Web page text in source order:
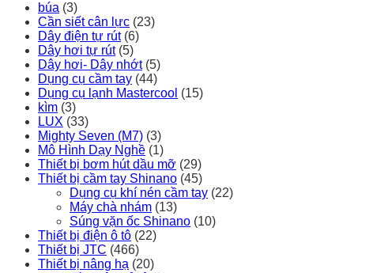
búa (3)
Cần siết cân lực (23)
Dây điện tự rút (6)
Dây hơi tự rút (5)
Dây hơi- Dây nhớt (5)
Dụng cụ cầm tay (44)
Dụng cụ lạnh Mastercool (15)
kìm (3)
LUX (33)
Mighty Seven (M7) (3)
Mô Hình Dạy Nghề (1)
Thiết bị bơm hút dầu mỡ (29)
Thiết bị cầm tay Shinano (45)
Dụng cụ khí nén cầm tay (22)
Máy chà nhám (13)
Súng vặn ốc Shinano (10)
Thiết bị điện ô tô (22)
Thiết bị JTC (466)
Thiết bị nâng hạ (20)